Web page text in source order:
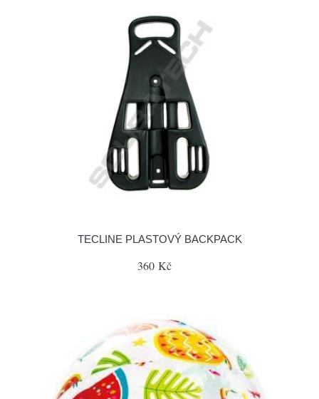
TECLINE PLASTOVÝ BACKPACK
360 Kč